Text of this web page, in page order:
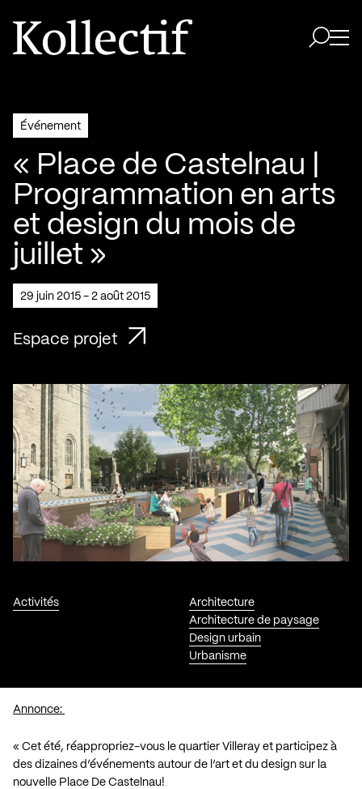
Aller à la page d'accueil
Logo Kollectif
Événement
« Place de Castelnau |
Programmation en arts
et design du mois de
juillet »
29 juin 2015 - 2 août 2015
Espace projet
Activités
Architecture
Architecture de paysage
Design urbain
Urbanisme
Annonce:
« Cet été, réappropriez-vous le quartier Villeray et participez à
des dizaines d’événements autour de l’art et du design sur la
nouvelle Place De Castelnau!